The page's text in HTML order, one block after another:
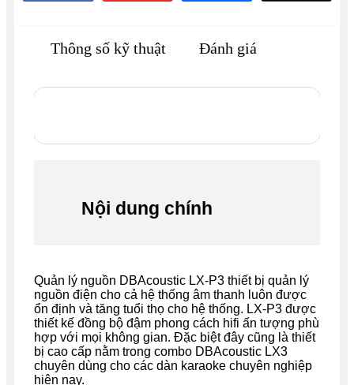
Thông số kỹ thuật Đánh giá
Nội dung chính
Quản lý nguồn DBAcoustic LX-P3 thiết bị quản lý
nguồn điện cho cả hệ thống âm thanh luôn được
ổn định và tăng tuổi thọ cho hệ thống. LX-P3 được
thiết kế đồng bộ đậm phong cách hifi ấn tượng phù
hợp với mọi không gian. Đặc biệt đây cũng là thiết
bị cao cấp nằm trong combo DBAcoustic LX3
chuyên dùng cho các dàn karaoke chuyên nghiệp
hiện nay.